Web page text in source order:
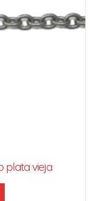
plata vieja